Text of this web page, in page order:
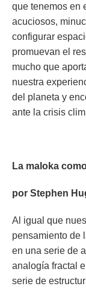
que tenemos en
acuciosos,
configurar
promuevan el
mucho que
nuestra
del planeta y
ante la crisis
La maloka
por Stephen
Al igual que
pensamiento de
en una serie de
analogía fractal
serie de